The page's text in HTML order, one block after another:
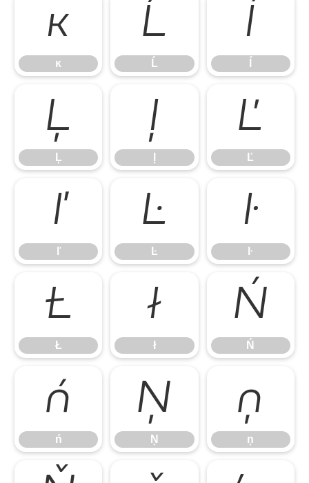
ĸ
ĸ
Ĺ
Ĺ
ĺ
Ļ
Ļ
ļ Ľ
Ľ
ľ
ľ
Ŀ
Ŀ
ŀ
ŀ
Ł
Ł
ł
ł
Ń
Ń
ń
ń
Ņ
Ņ
ņ
ņ